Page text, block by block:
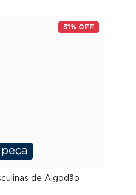
31% OFF
de Algodão